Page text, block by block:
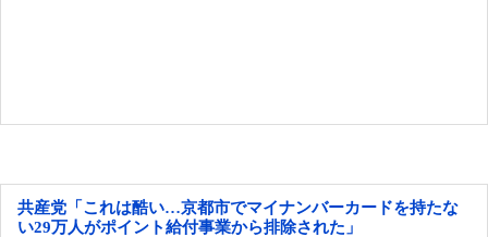
共産党「これは酷い…京都市でマイナンバーカードを持たな
い29万人がポイント給付事業から排除された」